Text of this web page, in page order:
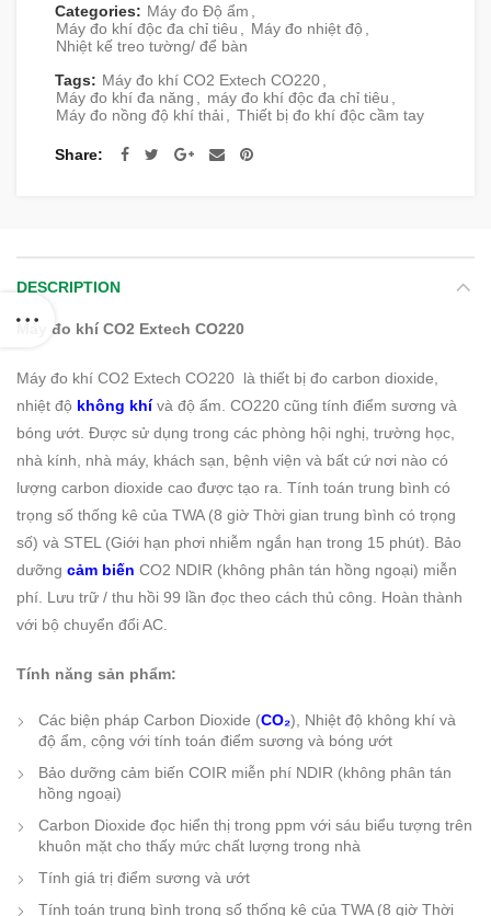
Categories: Máy đo Độ ẩm
Máy đo khí độc đa chỉ tiêu
Máy đo nhiệt độ
Nhiệt kế treo tường/ để bàn
Tags: Máy đo khí CO2 Extech CO220
Máy đo khí đa năng
máy đo khí độc đa chỉ tiêu
Máy đo nồng độ khí thải
Thiết bị đo khí độc cầm tay
Share
DESCRIPTION
Máy đo khí CO2 Extech CO220
Máy đo khí CO2 Extech CO220 là thiết bị đo carbon dioxide,
nhiệt độ không khívà độ ẩm. CO220 cũng tính điểm sương và
bóng ướt. Được sử dụng trong các phòng hội nghị, trường học,
nhà kính, nhà máy, khách sạn, bệnh viện và bất cứ nơi nào có
lượng carbon dioxide cao được tạo ra. Tính toán trung bình có
trọng số thống kê của TWA (8 giờ Thời gian trung bình có trọng
số) và STEL (Giới hạn phơi nhiễm ngắn hạn trong 15 phút). Bảo
dưỡng cảm biến CO2 NDIR (không phân tán hồng ngoại) miễn
phí. Lưu trữ / thu hồi 99 lần đọc theo cách thủ công. Hoàn thành
với bộ chuyển đổi AC.
Tính năng sản phẩm:
Các biện pháp Carbon Dioxide (CO₂), Nhiệt độ không khí và
độ ẩm, cộng với tính toán điểm sương và bóng ướt
Bảo dưỡng cảm biến COIR miễn phí NDIR (không phân tán
hồng ngoại)
Carbon Dioxide đọc hiển thị trong ppm với sáu biểu tượng trên
khuôn mặt cho thấy mức chất lượng trong nhà
Tính giá trị điểm sương và ướt
Tính toán trung bình trọng số thống kê của TWA (8 giờ Thời